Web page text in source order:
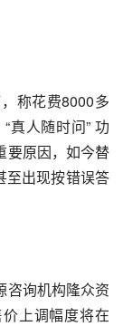
称花费8000多
真人随时问” 功
要原因，如今替
至出现按错误答
咨询机构隆众资
上调幅度将在